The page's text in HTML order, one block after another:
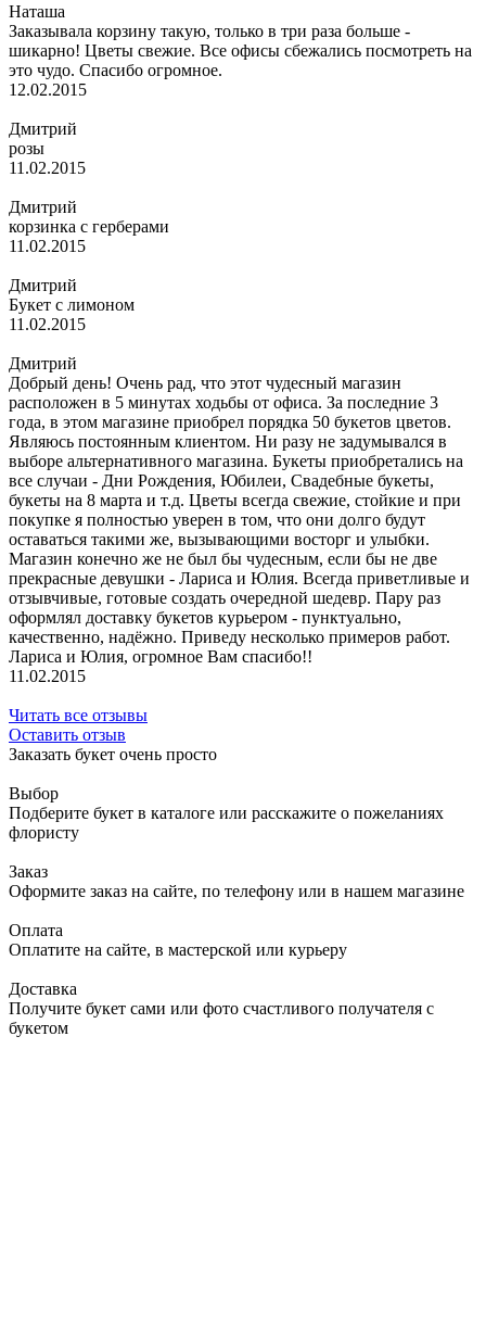
Наташа
Заказывала корзину такую, только в три раза больше -
шикарно! Цветы свежие. Все офисы сбежались посмотреть на
это чудо. Спасибо огромное.
12.02.2015
Дмитрий
розы
11.02.2015
Дмитрий
корзинка с герберами
11.02.2015
Дмитрий
Букет с лимоном
11.02.2015
Дмитрий
Добрый день! Очень рад, что этот чудесный магазин
расположен в 5 минутах ходьбы от офиса. За последние 3
года, в этом магазине приобрел порядка 50 букетов цветов.
Являюсь постоянным клиентом. Ни разу не задумывался в
выборе альтернативного магазина. Букеты приобретались на
все случаи - Дни Рождения, Юбилеи, Свадебные букеты,
букеты на 8 марта и т.д. Цветы всегда свежие, стойкие и при
покупке я полностью уверен в том, что они долго будут
оставаться такими же, вызывающими восторг и улыбки.
Магазин конечно же не был бы чудесным, если бы не две
прекрасные девушки - Лариса и Юлия. Всегда приветливые и
отзывчивые, готовые создать очередной шедевр. Пару раз
оформлял доставку букетов курьером - пунктуально,
качественно, надёжно. Приведу несколько примеров работ.
Лариса и Юлия, огромное Вам спасибо!!
11.02.2015
Читать все отзывы
Оставить отзыв
Заказать букет очень просто
Выбор
Подберите букет в каталоге или расскажите о пожеланиях
флористу
Заказ
Оформите заказ на сайте, по телефону или в нашем магазине
Оплата
Оплатите на сайте, в мастерской или курьеру
Доставка
Получите букет сами или фото счастливого получателя с
букетом